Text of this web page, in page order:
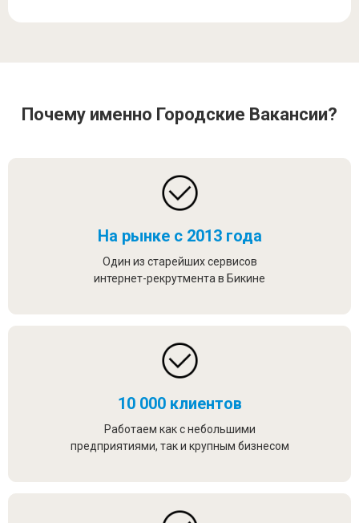
Почему именно Городские Вакансии?
На рынке с 2013 года
Один из старейших сервисов
интернет-рекрутмента в Бикине
10 000 клиентов
Работаем как с небольшими
предприятиями, так и крупным бизнесом